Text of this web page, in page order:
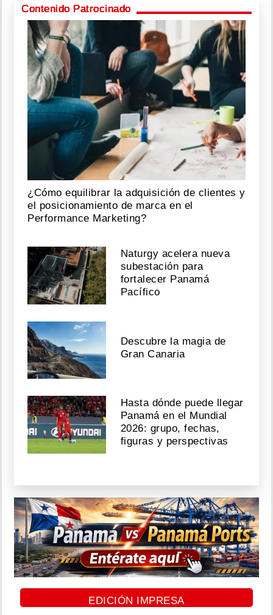
Contenido Patrocinado
¿Cómo equilibrar la adquisición de clientes y
el posicionamiento de marca en el
Performance Marketing?
Naturgy acelera nueva
subestación para
fortalecer Panamá
Pacífico
Descubre la magia de
Gran Canaria
Hasta dónde puede llegar
Panamá en el Mundial
2026: grupo, fechas,
figuras y perspectivas
EDICIÓN IMPRESA